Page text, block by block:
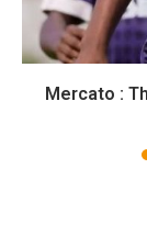
Mercato :